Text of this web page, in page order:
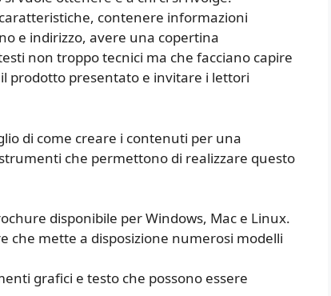
contenere informazioni
e indirizzo, avere una copertina
non troppo tecnici ma che facciano capire
prodotto presentato e invitare i lettori
di come creare i contenuti per una
che permettono di realizzare questo
disponibile per Windows, Mac e Linux.
che mette a disposizione numerosi modelli
grafici e testo che possono essere